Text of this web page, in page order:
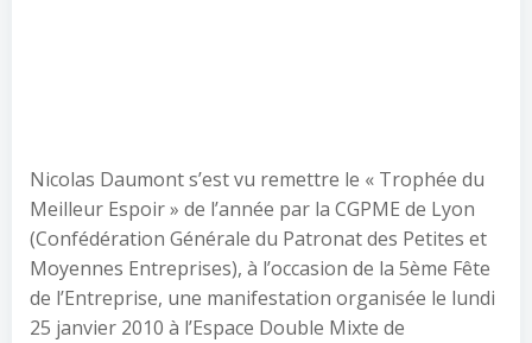
Nicolas Daumont s’est vu remettre le « Trophée du
Meilleur Espoir » de l’année par la CGPME de Lyon
(Confédération Générale du Patronat des Petites et
Moyennes Entreprises), à l’occasion de la 5ème Fête
de l’Entreprise, une manifestation organisée le lundi
25 janvier 2010 à l’Espace Double Mixte de